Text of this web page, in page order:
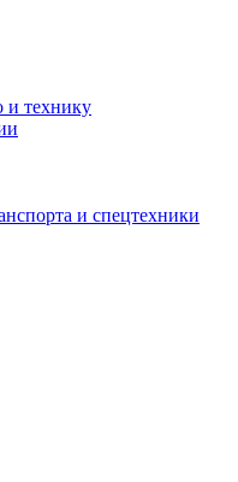
и технику
и спецтехники